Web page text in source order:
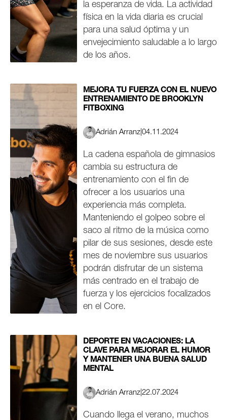
la esperanza de vida. La actividad
física en la vida diaria es crucial
para una salud óptima y un
envejecimiento saludable a lo largo
de los años.
MEJORA TU FUERZA CON EL NUEVO
ENTRENAMIENTO DE BROOKLYN
FITBOXING
Adrián Arranz 04.11.2024
La cadena española de gimnasios
cambia su estructura de
entrenamiento con el fin de
ofrecer a los usuarios una
experiencia más completa.
Manteniendo el golpeo sobre el
saco al ritmo de la música como
pilar de sus sesiones, desde este
mes de noviembre sus usuarios
podrán disfrutar de un sistema
más centrado en el trabajo de
fuerza y los ejercicios focalizados
en el Core.
DEPORTE EN VACACIONES: LA
CLAVE PARA MEJORAR EL HUMOR
Y MANTENER UNA BUENA SALUD
MENTAL
Adrián Arranz 22.07.2024
Cuando llega el verano, muchos